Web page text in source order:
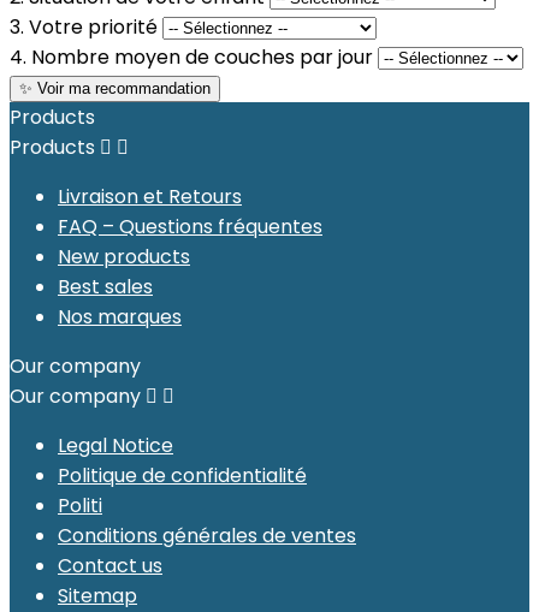
3. Votre priorité
4. Nombre moyen de couches par jour
✨ Voir ma recommandation
Products
Products  
Livraison et Retours
FAQ – Questions fréquentes
New products
Best sales
Nos marques
Our company
Our company  
Legal Notice
Politique de confidentialité
Politi
Conditions générales de ventes
Contact us
Sitemap